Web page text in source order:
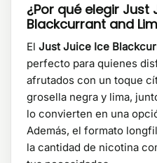
¿Por qué elegir Just
Blackcurrant and
El Just Juice Ice
perfecto para quienes
afrutados con un toque
grosella negra y lima,
lo convierten en una
Además, el formato
la cantidad de nicotina